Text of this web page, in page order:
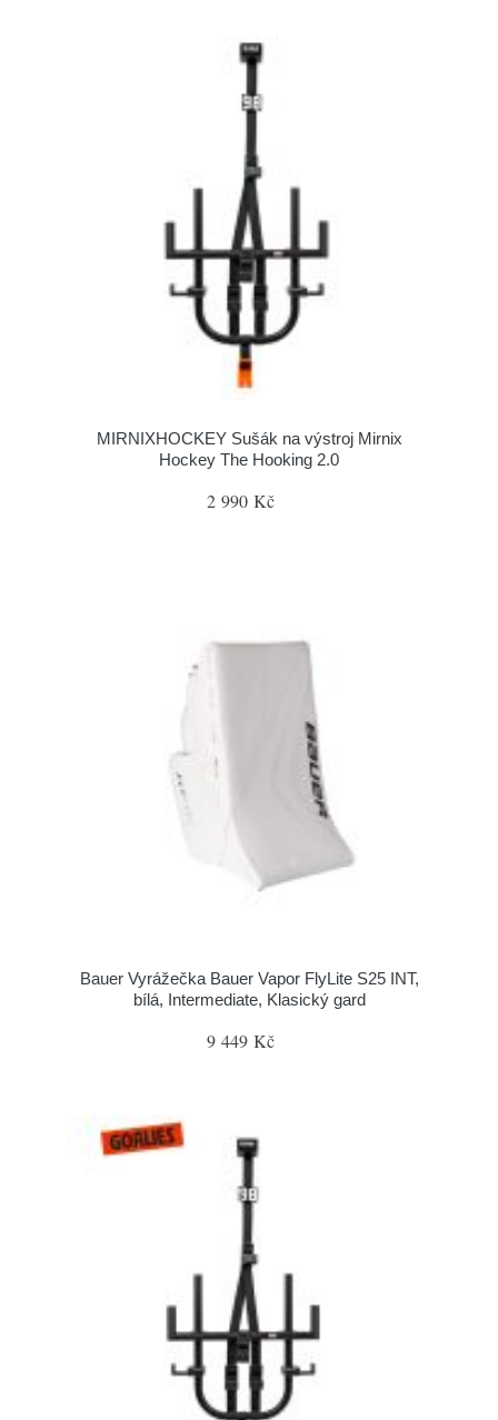
MIRNIXHOCKEY Sušák na výstroj Mirnix
Hockey The Hooking 2.0
2 990 Kč
Bauer Vyrážečka Bauer Vapor FlyLite S25 INT,
bílá, Intermediate, Klasický gard
9 449 Kč